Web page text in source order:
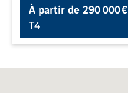
À partir de290 000 €
T4